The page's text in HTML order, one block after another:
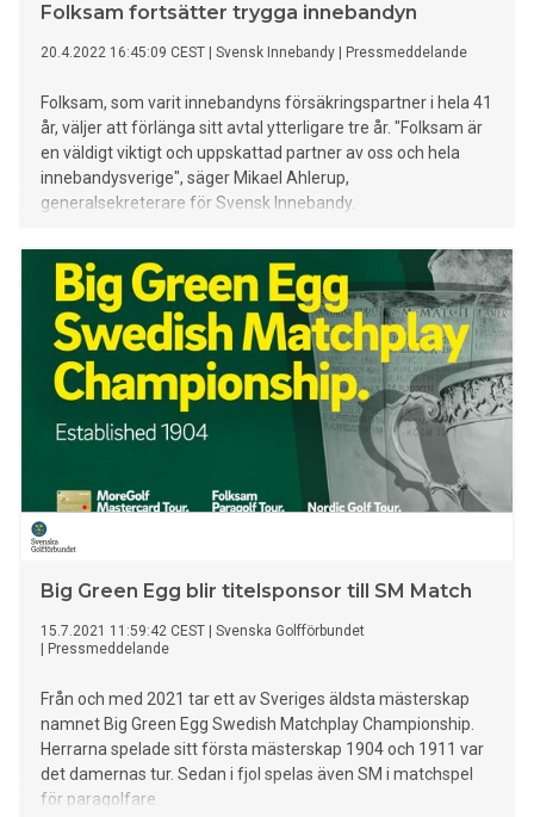
Folksam fortsätter trygga innebandyn
20.4.2022 16:45:09 CEST Svensk Innebandy Pressmeddelande
Folksam, som varit innebandyns försäkringspartner i hela 41
år, väljer att förlänga sitt avtal ytterligare tre år. "Folksam är
en väldigt viktigt och uppskattad partner av oss och hela
innebandysverige", säger Mikael Ahlerup,
generalsekreterare för Svensk Innebandy.
Big Green Egg blir titelsponsor till SM Match
15.7.2021 11:59:42 CEST
Svenska Golfförbundet
Pressmeddelande
Från och med 2021 tar ett av Sveriges äldsta mästerskap
namnet Big Green Egg Swedish Matchplay Championship.
Herrarna spelade sitt första mästerskap 1904 och 1911 var
det damernas tur. Sedan i fjol spelas även SM i matchspel
för paragolfare.